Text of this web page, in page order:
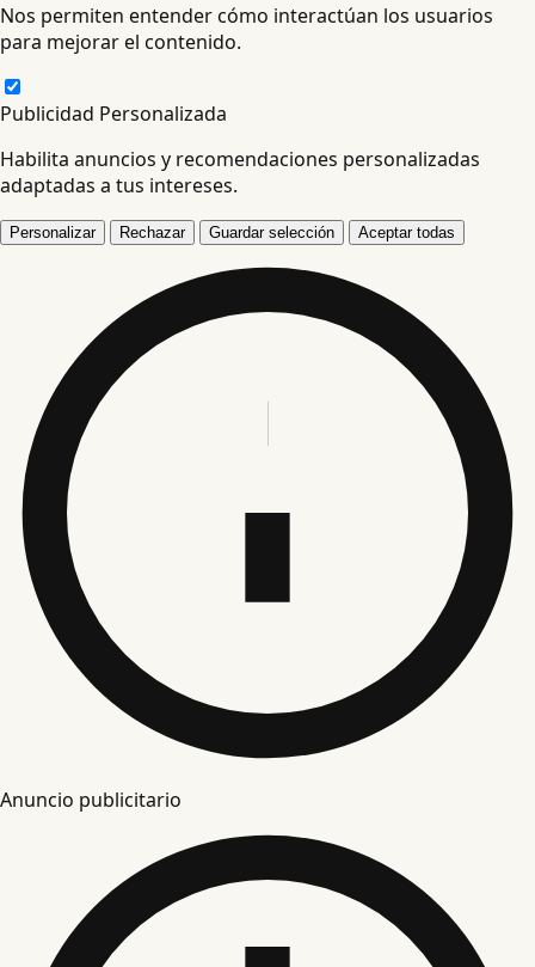
Nos permiten entender cómo interactúan los usuarios
para mejorar el contenido.
Publicidad Personalizada
Habilita anuncios y recomendaciones personalizadas
adaptadas a tus intereses.
Personalizar Rechazar Guardar selección Aceptar todas
Anuncio publicitario